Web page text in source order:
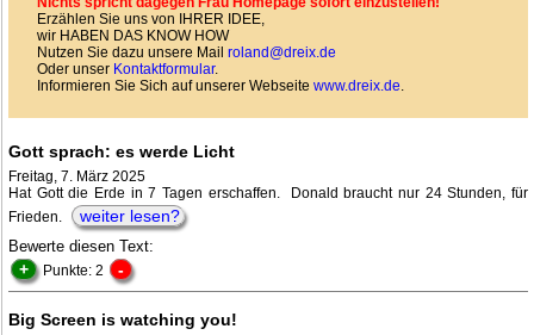
Erzählen Sie uns von IHRER IDEE,
wir HABEN DAS KNOW HOW
Nutzen Sie dazu unsere Mail roland@dreix.de
Oder unser Kontaktformular.
Informieren Sie Sich auf unserer Webseite www.dreix.de.
Gott sprach: es werde Licht
Freitag, 7. März 2025
Hat Gott die Erde in 7 Tagen erschaffen. Donald braucht nur 24 Stunden, für
Frieden.
weiter lesen?
Bewerte diesen Text:
+ Punkte: 2 -
Big Screen is watching you!